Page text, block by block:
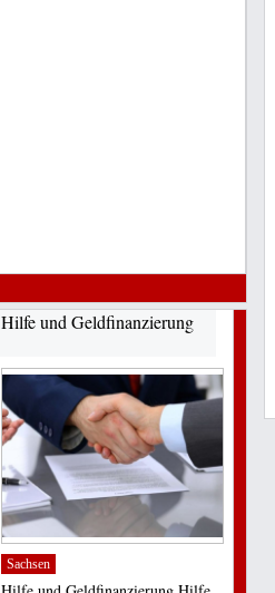
Hilfe und Geldfinanzierung
Sachsen